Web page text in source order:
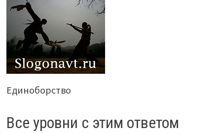
Единоборство
Все уровни с этим ответом